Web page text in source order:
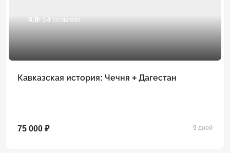
4.9/ 14 отзывов
Кавказская история: Чечня + Дагестан
75 000 ₽ 9 дней